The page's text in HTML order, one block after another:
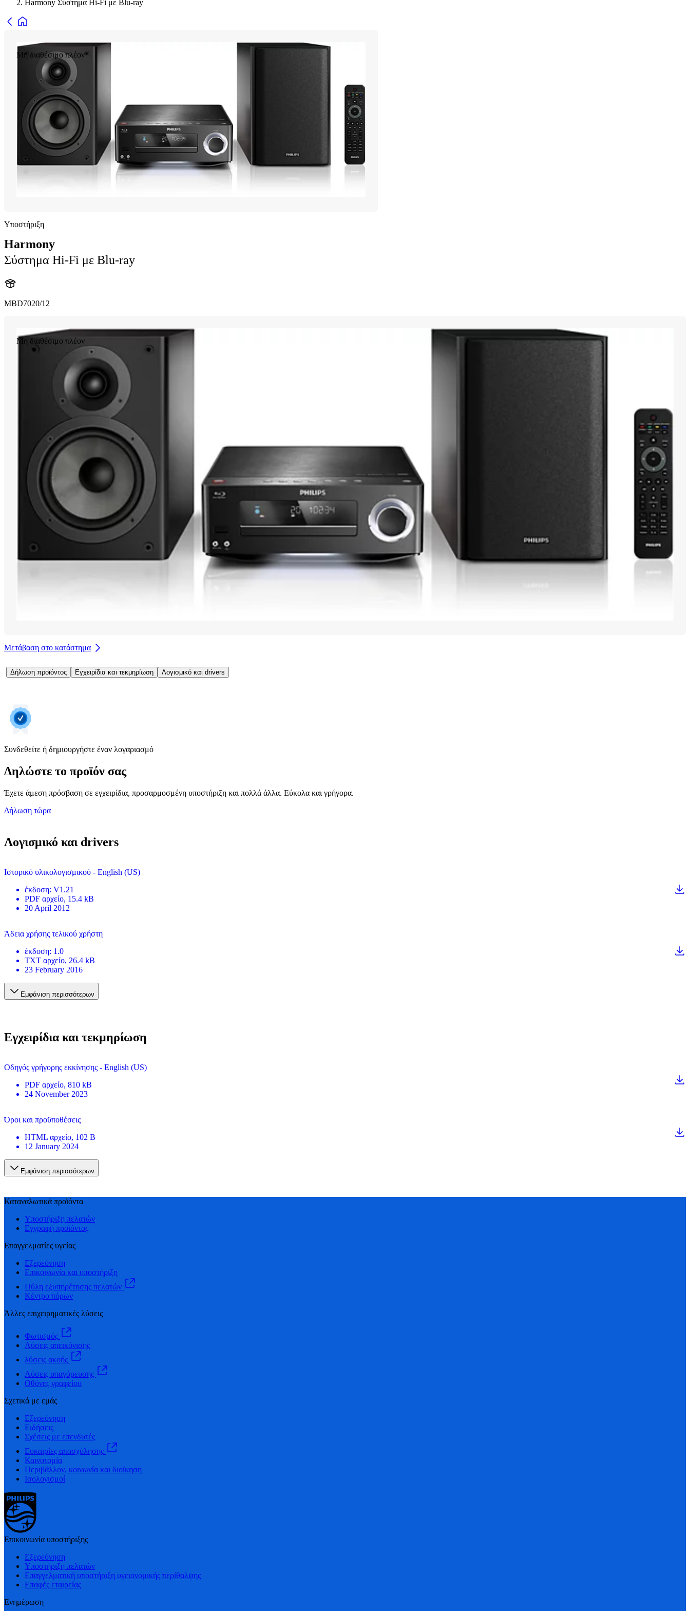
Harmony Σύστημα Hi-Fi με Blu-ray
Μη διαθέσιμο πλέον
Υποστήριξη
Harmony
Σύστημα Hi-Fi με Blu-ray
MBD7020/12
Μη διαθέσιμο πλέον
Μετάβαση στο κατάστημα
Δήλωση προϊόντος Εγχειρίδια και τεκμηρίωση Λογισμικό και drivers
Συνδεθείτε ή δημιουργήστε έναν λογαριασμό
Δηλώστε το προϊόν σας
Έχετε άμεση πρόσβαση σε εγχειρίδια, προσαρμοσμένη υποστήριξη και πολλά άλλα. Εύκολα και γρήγορα.
Δήλωση τώρα
Λογισμικό και drivers
Ιστορικό υλικολογισμικού - English (US)
έκδοση: V1.21
PDF αρχείο, 15.4 kB
20 April 2012
Άδεια χρήσης τελικού χρήστη
έκδοση: 1.0
TXT αρχείο, 26.4 kB
23 February 2016
Εμφάνιση περισσότερων
Εγχειρίδια και τεκμηρίωση
Οδηγός γρήγορης εκκίνησης - English (US)
PDF αρχείο, 810 kB
24 November 2023
Όροι και προϋποθέσεις
HTML αρχείο, 102 B
12 January 2024
Εμφάνιση περισσότερων
Καταναλωτικά προϊόντα
Υποστήριξη πελατών
Εγγραφή προϊόντος
Επαγγελματίες υγείας
Εξερεύνηση
Επικοινωνία και υποστήριξη
Πύλη εξυπηρέτησης πελατών
Κέντρο πόρων
Άλλες επιχειρηματικές λύσεις
Φωτισμός
Λύσεις απεικόνισης
λύσεις ακοής
Λύσεις υπαγόρευσης
Οθόνες γραφείου
Σχετικά με εμάς
Εξερεύνηση
Ειδήσεις
Σχέσεις με επενδυτές
Ευκαιρίες απασχόλησης
Καινοτομία
Περιβάλλον, κοινωνία και διοίκηση
Ισολογισμοί
Επικοινωνία υποστήριξης
Εξερεύνηση
Υποστήριξη πελατών
Επαγγελματική υποστήριξη υγειονομικής περίθαλψης
Επαφές εταιρείας
Ενημέρωση